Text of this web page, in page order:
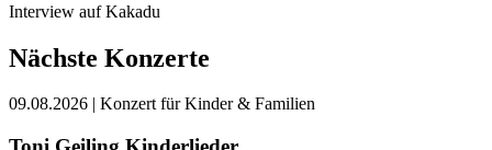
Interview auf Kakadu
Nächste Konzerte
09.08.2026 | Konzert für Kinder & Familien